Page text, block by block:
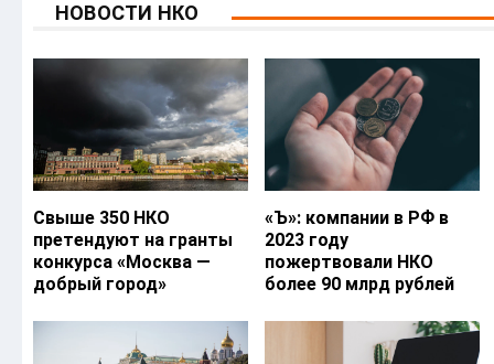
НОВОСТИ НКО
Свыше 350 НКО
претендуют на гранты
конкурса «Москва —
добрый город»
«Ъ‎»: компании в РФ в
2023 году
пожертвовали НКО
более 90 млрд рублей